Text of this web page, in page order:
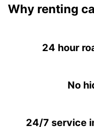
Why renting
24 hour
No
24/7 service